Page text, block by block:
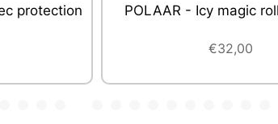
on 10 ml AZZARO - Azzaro Sport
€19,00